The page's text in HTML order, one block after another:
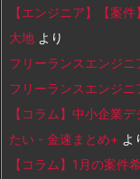
【エンジニア】【案
大地 より
フリーランスエンジニ
フリーランスエンジニ
【コラム】中小企業
たい - 金速まとめ+ よ
【コラム】1月の案